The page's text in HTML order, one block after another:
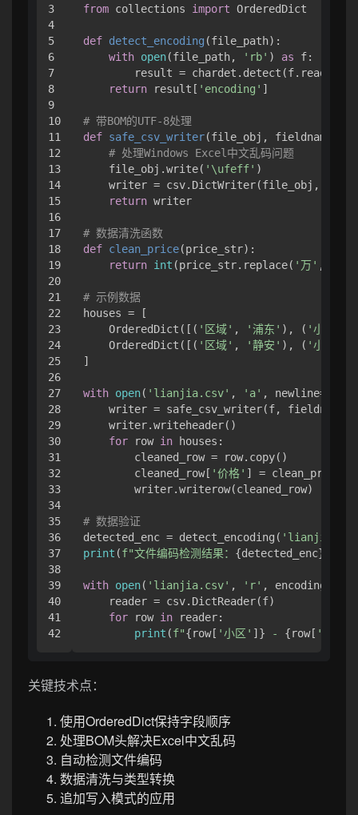
3
4
5
6
7
8
9
10
11
12
13
14
15
16
17
18
19
20
21
22
23
24
25
26
27
28
29
30
31
32
33
34
35
36
37
38
39
40
41
from collections import OrderedDict
def detect_encoding (file_path):
with open(file_path, 'rb' ) as f:
        result = chardet.detect(f.read())
return result[ 'encoding' ]
# 带BOM的UTF-8处理
def safe_csv_writer(file_obj, fieldnames
# 处理Windows Excel中文乱码问题
    file_obj.write(
'\ufeff' )
writer = csv.DictWriter(file_obj,
return writer
# 数据清洗函数
def clean_price(price_str):
return int (price_str.replace( '万' ,
# 示例数据
houses = [
    OrderedDict([(
'区域' , '浦东' ), ( '小区'
    OrderedDict([(
'区域' , '静安' ), ( '小区'
]
with open( 'lianjia.csv' , 'a' , newline=
writer = safe_csv_writer(f,
    writer.writeheader()
for row in houses:
        cleaned_row = row.copy()
        cleaned_row[
'价格' ] =
        writer.writerow(cleaned_row)
# 数据验证
detected_enc = detect_encoding(
print (f"文件编码检测结果： {detected_enc}
with open( 'lianjia.csv' , 'r' , encoding=
    reader = csv.DictReader(f)
for row in reader:
print (f"{row[ '小区' ]} - {row[ '价格'
关键技术点：
使用OrderedDict保持字段顺序
处理BOM头解决Excel中文乱码
自动检测文件编码
数据清洗与类型转换
追加写入模式的应用